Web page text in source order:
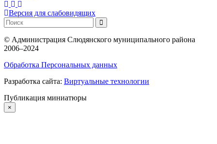
Версия для слабовидящих
© Администрация Слюдянского муниципального района
2006–2024
Обработка Персональных данных
Разработка сайта: Виртуальные технологии
Публикация миниатюры
×